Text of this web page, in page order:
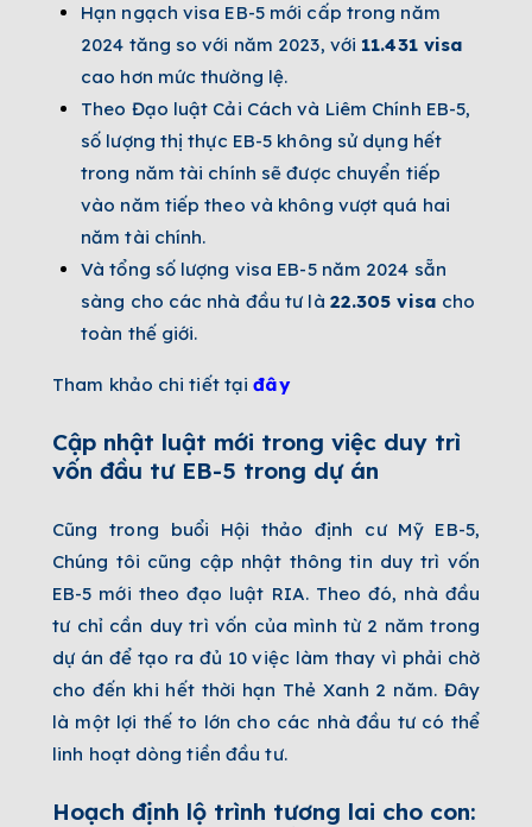
Hạn ngạch visa EB-5 mới cấp trong năm
2024 tăng so với năm 2023, với11.431 visa
cao hơn mức thường lệ.
Theo Đạo luật Cải Cách và Liêm Chính EB-5,
số lượng thị thực EB-5 không sử dụng hết
trong năm tài chính sẽ được chuyển tiếp
vào năm tiếp theo và không vượt quá hai
năm tài chính.
Và tổng số lượng visa EB-5 năm 2024 sẵn
sàng cho các nhà đầu tư là 22.305 visa cho
toàn thế giới.
Tham khảo chi tiết tạiđây
Cập nhật luật mới trong việc duy trì
vốn đầu tư EB-5 trong dự án
Cũng trong buổi Hội thảo định cư Mỹ EB-5,
Chúng tôi cũng cập nhật thông tin duy trì vốn
EB-5 mới theo đạo luật RIA. Theo đó, nhà đầu
tư chỉ cần duy trì vốn của mình từ 2 năm trong
dự án để tạo ra đủ 10 việc làm thay vì phải chờ
cho đến khi hết thời hạn Thẻ Xanh 2 năm. Đây
là một lợi thế to lớn cho các nhà đầu tư có thể
linh hoạt dòng tiền đầu tư.
Hoạch định lộ trình tương lai cho con: